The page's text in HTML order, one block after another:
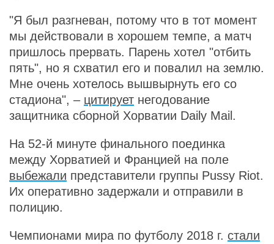
"Я был разгневан, потому что в тот момент
мы действовали в хорошем темпе, а матч
пришлось прервать. Парень хотел "отбить
пять", но я схватил его и повалил на землю.
Мне очень хотелось вышвырнуть его со
стадиона", – цитирует негодование
защитника сборной Хорватии Daily Mail.
На 52-й минуте финального поединка
между Хорватией и Францией на поле
выбежали представители группы Pussy Riot.
Их оперативно задержали и отправили в
полицию.
Чемпионами мира по футболу 2018 г. стали